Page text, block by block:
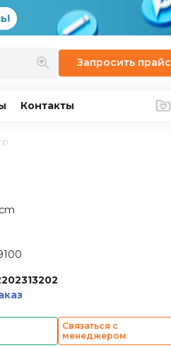
Запросить прайс
Контакты
Связаться с
менеджером